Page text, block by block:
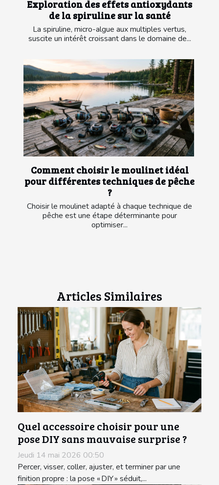
Exploration des effets antioxydants
de la spiruline sur la santé
La spiruline, micro-algue aux multiples vertus,
suscite un intérêt croissant dans le domaine de...
Comment choisir le moulinet idéal
pour différentes techniques de pêche
?
Choisir le moulinet adapté à chaque technique de
pêche est une étape déterminante pour
optimiser...
Articles Similaires
Quel accessoire choisir pour une
pose DIY sans mauvaise surprise ?
Jeudi 14 mai 2026 00:50
Percer, visser, coller, ajuster, et terminer par une
finition propre : la pose « DIY » séduit,...